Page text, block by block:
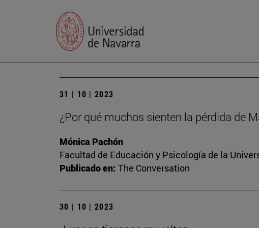
31 | 10 | 2023
¿Por qué muchos sienten la pérdida de
Mónica Pachón
Facultad de Educación y Psicología de la
Publicado en: The Conversation
30 | 10 | 2023